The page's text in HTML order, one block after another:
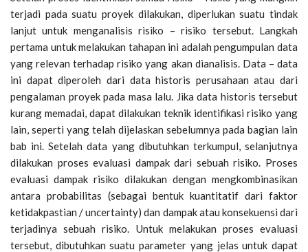
terjadi pada suatu proyek dilakukan, diperlukan suatu tindak
lanjut untuk menganalisis risiko – risiko tersebut. Langkah
pertama untuk melakukan tahapan ini adalah pengumpulan data
yang relevan terhadap risiko yang akan dianalisis. Data – data
ini dapat diperoleh dari data historis perusahaan atau dari
pengalaman proyek pada masa lalu. Jika data historis tersebut
kurang memadai, dapat dilakukan teknik identifikasi risiko yang
lain, seperti yang telah dijelaskan sebelumnya pada bagian lain
bab ini. Setelah data yang dibutuhkan terkumpul, selanjutnya
dilakukan proses evaluasi dampak dari sebuah risiko. Proses
evaluasi dampak risiko dilakukan dengan mengkombinasikan
antara probabilitas (sebagai bentuk kuantitatif dari faktor
ketidakpastian / uncertainty) dan dampak atau konsekuensi dari
terjadinya sebuah risiko. Untuk melakukan proses evaluasi
tersebut, dibutuhkan suatu parameter yang jelas untuk dapat